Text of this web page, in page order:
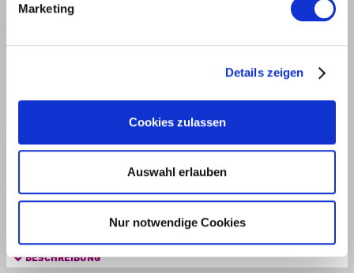
Marketing
Details zeigen
Cookies zulassen
Auswahl erlauben
Nur notwendige Cookies
TECHNISCHE DATEN
BESCHREIBUNG